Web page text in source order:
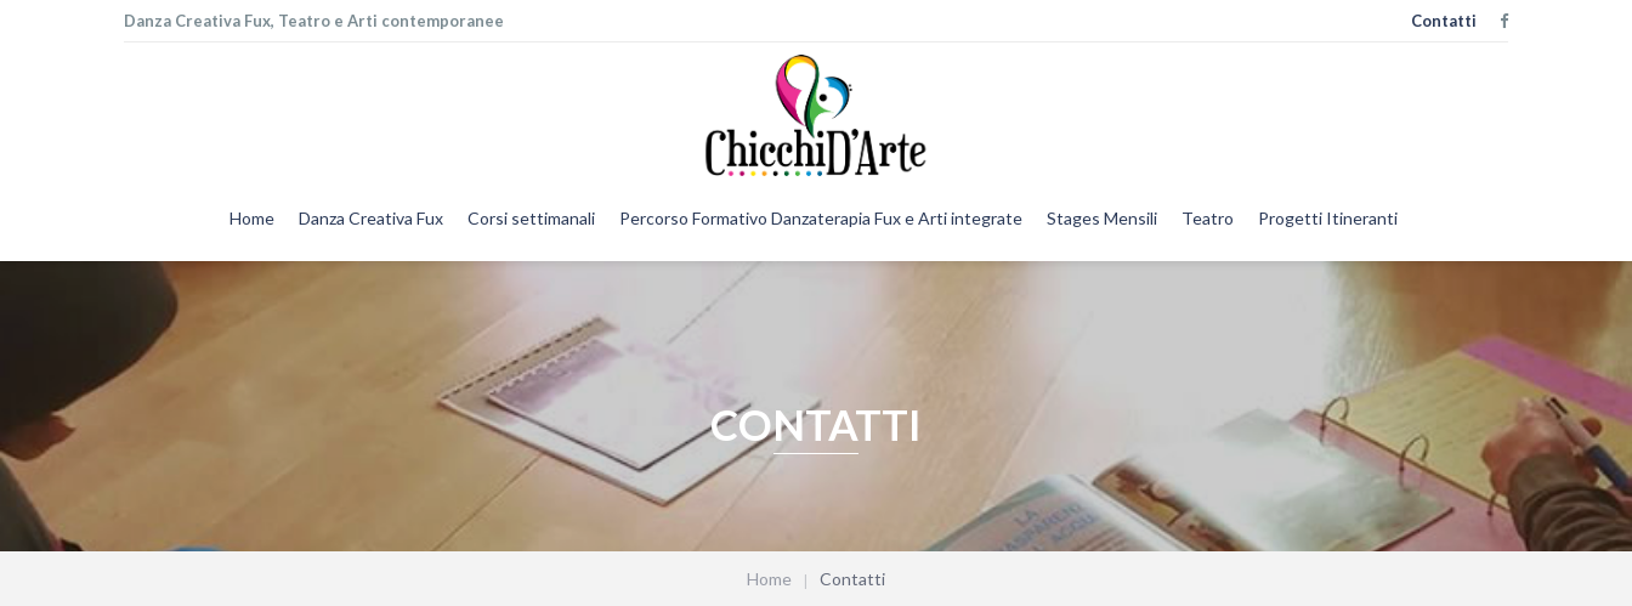
Danza Creativa Fux, Teatro e Arti contemporanee Contatti
Home Danza Creativa Fux Corsi settimanali Percorso Formativo Danzaterapia Fux e Arti integrate Stages Mensili Teatro Progetti Itineranti
CONTATTI
Home Contatti